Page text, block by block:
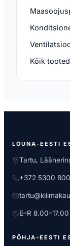
Kõik tooted
LÕUNA-EESTI
Tartu,
+372 5300
E–R 8.00–17.00
PÕHJA-EESTI